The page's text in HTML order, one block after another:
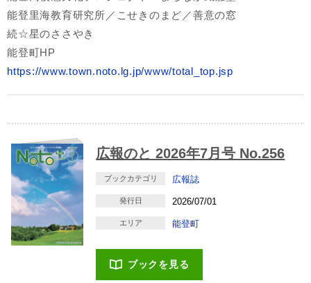
能登里海教育研究所／こせきのまど／善意の窓
続☆星のささやき
能登町HP
https://www.town.noto.lg.jp/www/total_top.jsp
広報のと 2026年7月号 No.256
ブックカテゴリ 広報誌
発行日 2026/07/01
エリア 能登町
ブックを見る